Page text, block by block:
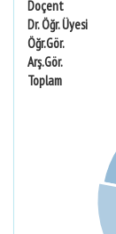
Doçent
Dr. Öğr. Üyesi
Öğr.Gör.
Arş.Gör.
Toplam